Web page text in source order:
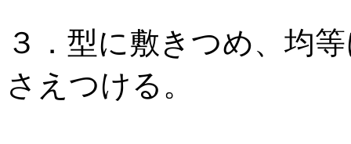
３．型に敷きつめ、均
さえつける。